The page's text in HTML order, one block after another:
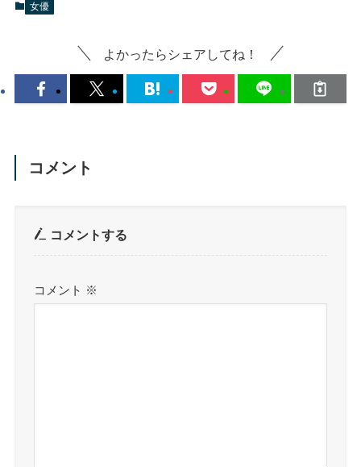
女優
よかったらシェアしてね！
コメント
コメントする
コメント ※